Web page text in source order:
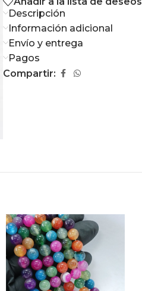
Descripción
Información adicional
Envío y entrega
Pagos
Compartir: